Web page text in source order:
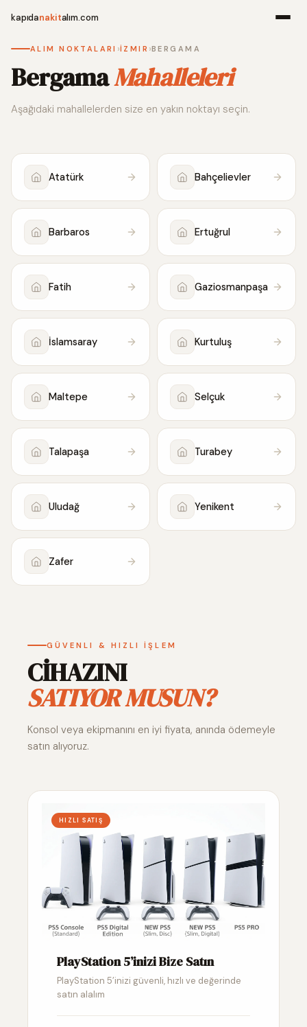
kapıdanakitalım.com
Alım
ALIM NOKTALARI ›İZMIR ›BERGAMA
BergamaMahalleleri
Aşağıdaki mahallelerden size en yakın noktayı seçin.
Atatürk Bahçelievler
Barbaros Ertuğrul
Fatih Gaziosmanpaşa
İslamsaray Kurtuluş
Maltepe Selçuk
Talapaşa Turabey
Uludağ Yenikent
Zafer
GÜVENLI & HIZLI İŞLEM
CİHAZINI
SATIYOR MUSUN?
Konsol veya ekipmanını en iyi fiyata, anında ödemeyle
satın alıyoruz.
HIZLI SATIŞ
PlayStation 5’inizi Bize Satın
PlayStation 5’inizi güvenli, hızlı ve değerinde
satın alalım